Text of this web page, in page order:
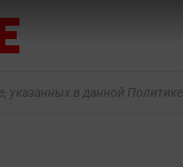
указанных в данной Политике.